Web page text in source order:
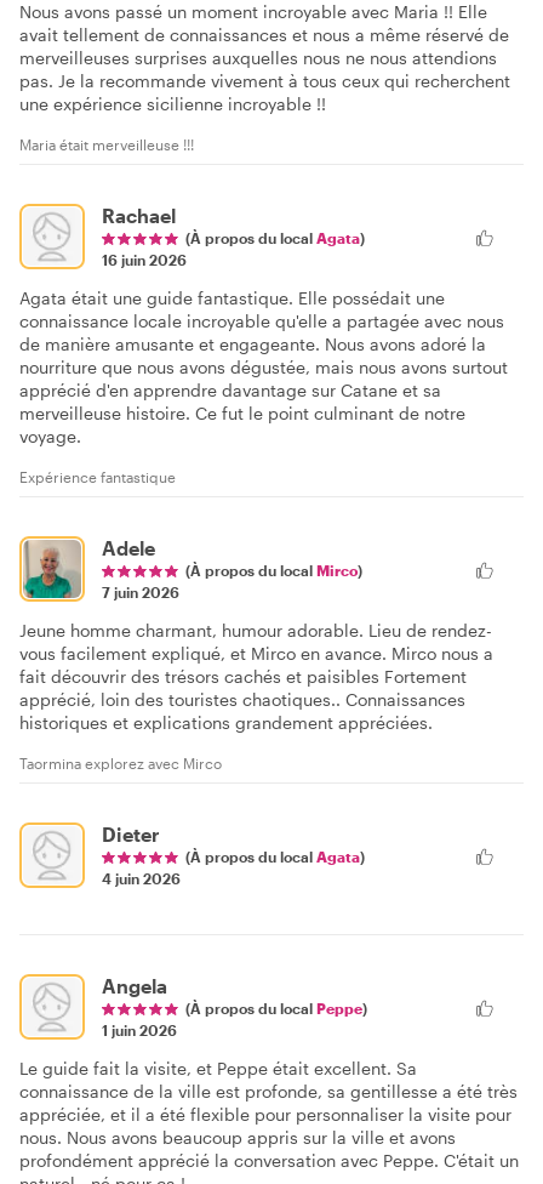
Nous avons passé un moment incroyable avec Maria !! Elle
avait tellement de connaissances et nous a même réservé de
merveilleuses surprises auxquelles nous ne nous attendions
pas. Je la recommande vivement à tous ceux qui recherchent
une expérience sicilienne incroyable !!
Maria était merveilleuse !!!
Rachael
(À propos du local Agata)
16 juin 2026
Agata était une guide fantastique. Elle possédait une
connaissance locale incroyable qu'elle a partagée avec nous
de manière amusante et engageante. Nous avons adoré la
nourriture que nous avons dégustée, mais nous avons surtout
apprécié d'en apprendre davantage sur Catane et sa
merveilleuse histoire. Ce fut le point culminant de notre
voyage.
Expérience fantastique
Adele
(À propos du local Mirco)
7 juin 2026
Jeune homme charmant, humour adorable. Lieu de rendez-
vous facilement expliqué, et Mirco en avance. Mirco nous a
fait découvrir des trésors cachés et paisibles Fortement
apprécié, loin des touristes chaotiques.. Connaissances
historiques et explications grandement appréciées.
Taormina explorez avec Mirco
Dieter
(À propos du local Agata)
4 juin 2026
Angela
(À propos du local Peppe)
1 juin 2026
Le guide fait la visite, et Peppe était excellent. Sa
connaissance de la ville est profonde, sa gentillesse a été très
appréciée, et il a été flexible pour personnaliser la visite pour
nous. Nous avons beaucoup appris sur la ville et avons
profondément apprécié la conversation avec Peppe. C'était un